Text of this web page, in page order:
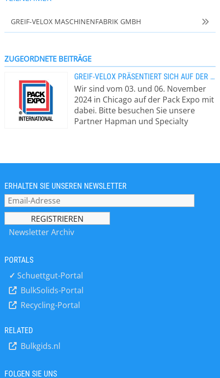
GREIF-VELOX MASCHINENFABRIK GMBH
ZUGEORDNETE BEITRÄGE
GREIF-VELOX PRÄSENTIERT SICH AUF DER PACK EXPO IN CHICAGO
Wir sind vom 03. und 06. November
2024 in Chicago auf der Pack Expo mit
dabei. Bitte besuchen Sie unsere
Partner Hapman und Specialty
einem ständigen Wandel. Die
International ist daher die beste
Möglichkeit, um auf dem neuesten
Stand und wettbewerbsfähig zu
bleiben. Entdecken Sie die neuesten
Innovationen von 2.600 Ausstellern,
ERHALTEN SIE UNSEREN NEWSLETTER
Newsletter Archiv
PORTALS
✓ Schuettgut-Portal
BulkSolids-Portal
Recycling-Portal
RELATED
Bulkgids.nl
FOLGEN SIE UNS